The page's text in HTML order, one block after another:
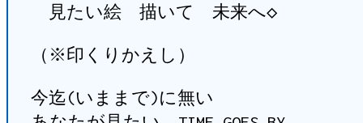
見たい絵 描いて 未来へ◇
（※印くりかえし）
今迄(いままで)に無い